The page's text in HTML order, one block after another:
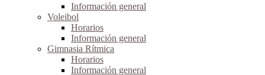
Información general
Voleibol
Horarios
Información general
Gimnasia Rítmica
Horarios
Información general